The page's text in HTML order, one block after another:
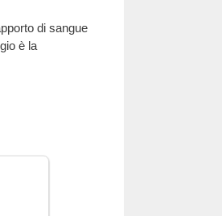
di sangue
è la